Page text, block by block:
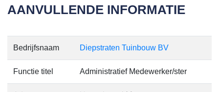
AANVULLENDE INFORMATIE
Bedrijfsnaam Diepstraten Tuinbouw BV
Functie titel Administratief Medewerker/ster